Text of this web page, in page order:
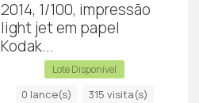
2014, 1/100, impressão
light jet em papel
Kodak...
Lote Disponível
0 lance(s) 315 visita(s)